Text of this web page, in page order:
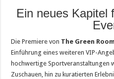
Ein neues Kapitel
Die Premiere von The Green
Einführung eines weiteren VIP-
hochwertige Sportveranstaltungen
Zuschauen, hin zu kuratierten